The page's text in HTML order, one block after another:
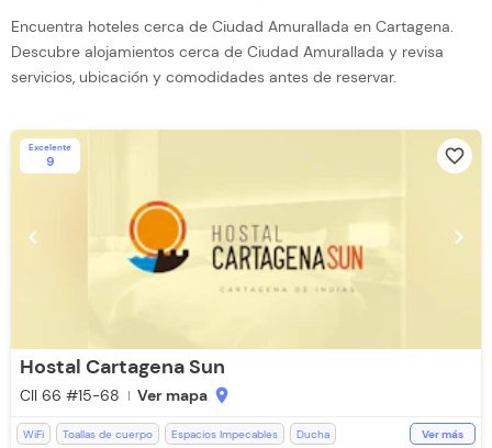
Encuentra hoteles cerca de Ciudad Amurallada en Cartagena.
Descubre alojamientos cerca de Ciudad Amurallada y revisa
servicios, ubicación y comodidades antes de reservar.
Excelente
9 favorite_border
chevron_left chevron_right
Hostal Cartagena Sun
Cll 66 #15-68 Ver mapa location_on
WiFi Toallas de cuerpo Espacios Impecables
Ducha
Ver más